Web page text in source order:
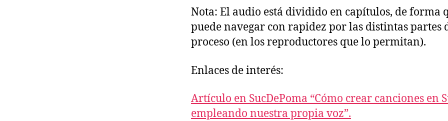
Nota: El audio está dividido en capítulos, de forma
puede navegar con rapidez por las distintas partes
proceso (en los reproductores que lo permitan).
Enlaces de interés:
Artículo en SucDePoma “Cómo crear canciones en
empleando nuestra propia voz”.